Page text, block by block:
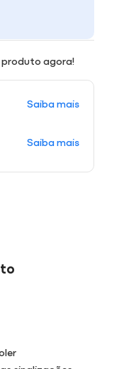
agora!
Saiba mais
Saiba mais